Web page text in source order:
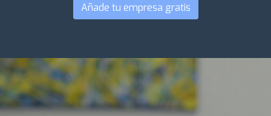
Añade tu empresa gratis